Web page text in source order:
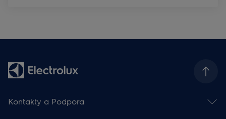
Kontakty a Podpora